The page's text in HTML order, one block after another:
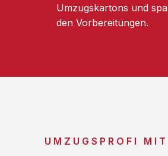
Umzugskartons und
den Vorbereitungen.
UMZUGSPROFI